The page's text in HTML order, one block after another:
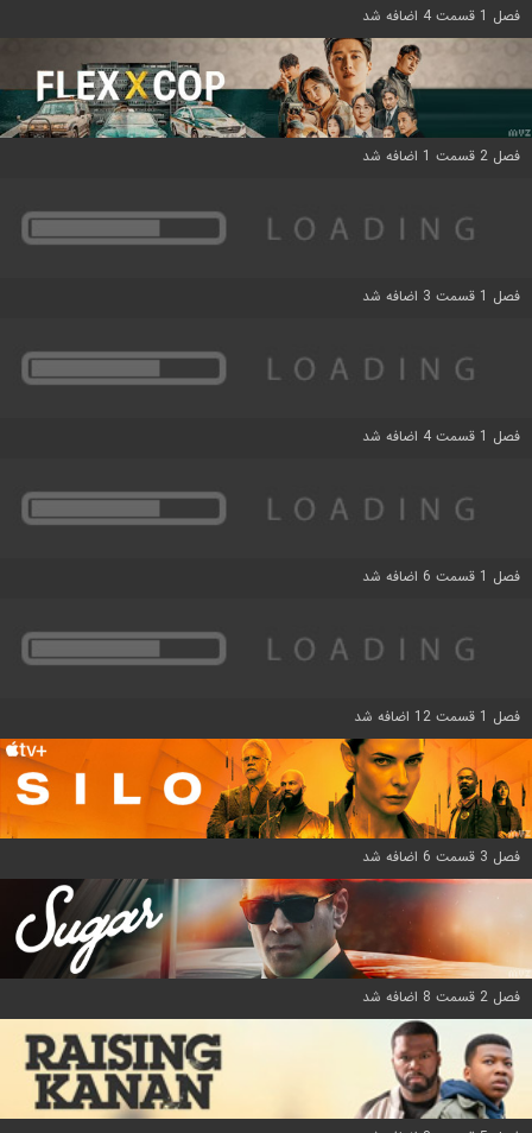
فصل 1 قسمت 4 اضافه شد
فصل 2 قسمت 1 اضافه شد
فصل 1 قسمت 3 اضافه شد
فصل 1 قسمت 4 اضافه شد
فصل 1 قسمت 6 اضافه شد
فصل 1 قسمت 12 اضافه شد
فصل 3 قسمت 6 اضافه شد
فصل 2 قسمت 8 اضافه شد